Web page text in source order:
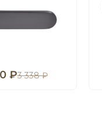
₽3 338 ₽